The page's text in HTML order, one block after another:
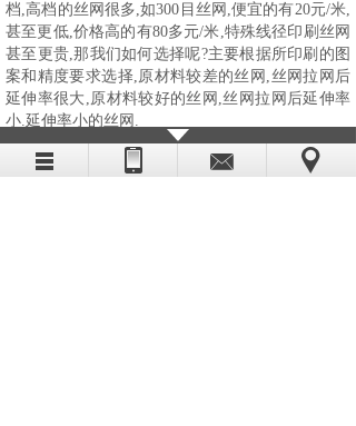
档,高档的丝网很多,如300目丝网,便宜的有20元/米,
甚至更低,价格高的有80多元/米,特殊线径印刷丝网
甚至更贵,那我们如何选择呢?主要根据所印刷的图
案和精度要求选择,原材料较差的丝网,丝网拉网后
延伸率很大,原材料较好的丝网,丝网拉网后延伸率
小.延伸率小的丝网.